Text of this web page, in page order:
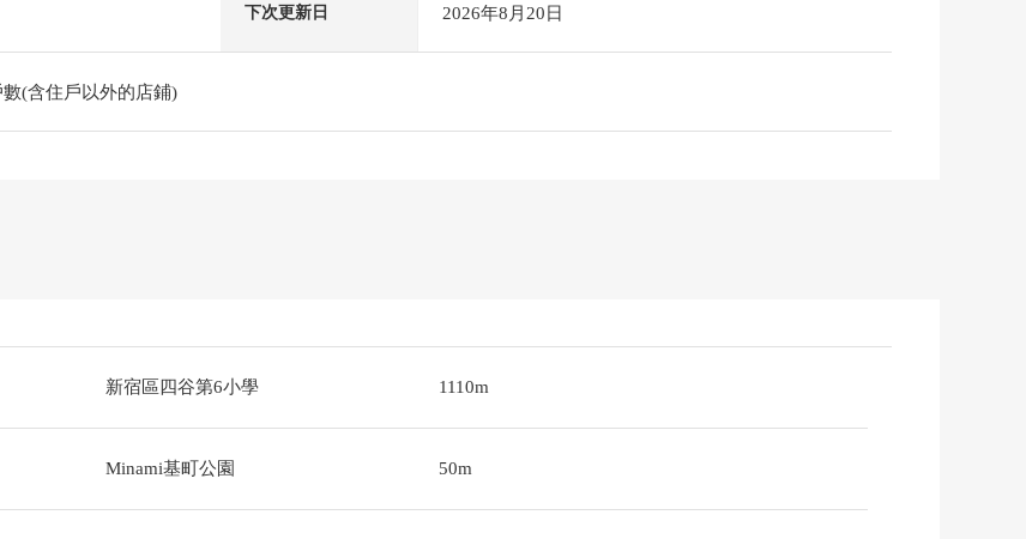
下次更新日 2026年8月20日
(含住戶以外的店鋪)
新宿區四谷第6小學 1110m
Minami基町公園 50m